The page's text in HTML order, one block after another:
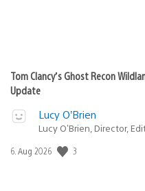
Tom Clancy’s Ghost Recon
Update
Lucy O’Brien
Lucy O’Brien, Director,
Veröffentlichungsdatum:
6. Aug 2026 3